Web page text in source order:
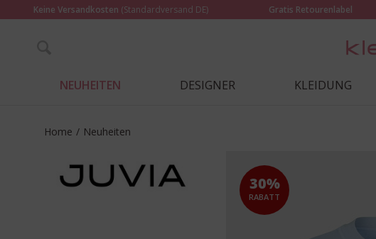
Keine Versandkosten (Standardversand DE) Gratis Retourenlabel
NEUHEITEN DESIGNER KLEIDUNG
Home / Neuheiten
30%
RABATT